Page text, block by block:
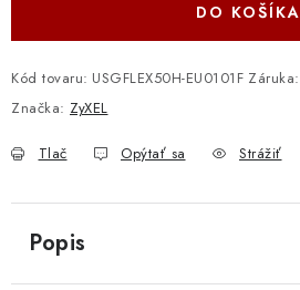
DO KOŠÍKA
Kód tovaru: USGFLEX50H-EU0101F Záruka:
Značka: ZyXEL
Tlač Opýtať sa Strážiť
Popis